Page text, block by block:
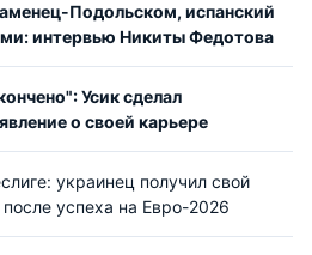
Подольском, испанский
интервью Никиты Федотова
Усик сделал
о своей карьере
украинец получил свой
успеха на Евро-2026